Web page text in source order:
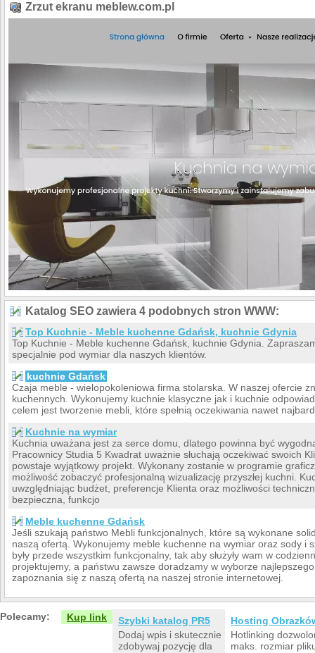
Zrzut ekranu meblew.com.pl
Katalog SEO zawiera 4 podobnych stron WWW:
Top Kuchnie - Meble kuchenne Gdańsk, kuchnie Gdynia
Top Kuchnie - Meble kuchenne Gdańsk, kuchnie Gdynia.
specjalnie pod wymiar dla naszych klientów.
kuchnie Gdańsk
Czaja meble - wielopokoleniowa firma stolarska. W naszej ofercie
kuchennych. Wykonujemy kuchnie klasyczne jak i kuchnie
celem jest tworzenie mebli, które spełnią oczekiwania nawet
Kuchnie na wymiar
Kuchnia uważana jest za serce domu, dlatego powinna być
Pracownicy Studia 5 Kwadrat uważnie słuchają oczekiwać swoich
powstaje wyjątkowy projekt. Wykonany zostanie w programie
możliwość zobaczyć profesjonalną wizualizację przyszłej kuchni.
uwzględniając budżet, preferencje Klienta oraz możliwości
bezpieczna, funkcjo
Meble kuchenne Gdańsk
Jeśli szukają państwo Mebli funkcjonalnych, które są wykonane
naszą ofertą. Wykonujemy meble kuchenne na wymiar oraz sody i
były przede wszystkim funkcjonalny, tak aby służyły wam w
projektujemy, a państwu zawsze doradzamy w wyborze
zapoznania się z naszą ofertą na naszej stronie internetowej.
Polecamy: Kup link
Szybki katalog PR5
Dodaj wpis i skutecznie
zdobywaj pozycję dla
Hosting
Hotlinking
maks. rozmiar